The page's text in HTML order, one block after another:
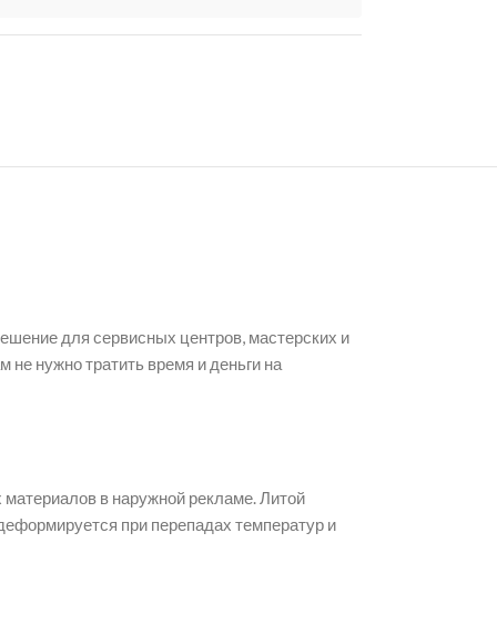
для сервисных центров, мастерских и
не нужно тратить время и деньги на
в наружной рекламе. Литой
при перепадах температур и